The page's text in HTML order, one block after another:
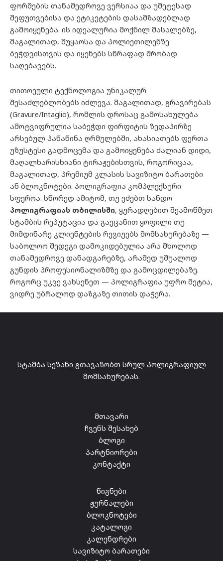
ფორმების თანამედროვე ვერსიაა და უმეტესად
შეფუთვებისა და ეტიკეტების დასამზადებლად
გამოიყენება. ის იდეალურია მოქნილ მასალებზე,
მაგალითად, მუყაოსა და პოლიეთილენზე
ბეჭდვისთვის და იყენებს სწრაფად შრობად
საღებავებს.
თითოეული ტექნოლოგია უნიკალურ
შესაძლებლობებს იძლევა. მაგალითად, გრავირებას
(Gravure/Intaglio), რომლის დროსაც გამოსახულება
ამოტვიფრულია საბეჭდი ფირფიტის ზედაპირზე
არსებულ პაწაწინა ღრმულებში, ახასიათებს ფერთა
უზუსტესი გადმოცემა და გამოიყენება ძალიან დიდი,
მაღალხარისხიანი ტირაჟებისთვის, როგორიცაა,
მაგალითად, პრემიუმ კლასის სავიზიტო ბარათები
ან ბლოკნოტები. პოლიგრაფია კომპლექსური
სფეროა. სწორედ ამიტომ, თუ ეძებთ სანდო
პოლიგრაფიას თბილისში, ყურადღებით შეამოწმეთ
სტამბის რეპუტაცია და გაეცანით ყოფილი თუ
მიმდინარე კლიენტების რევიუებს მომსახურებაზე —
საბოლოო შედეგი დამოკიდებულია არა მხოლოდ
თანამედროვე დანადგარებზე, არამედ უშუალოდ
გუნდის პროფესიონალიზმზე და გამოცდილებაზე.
როგორც უკვე ვახსენეთ — პოლიგრაფია უფრო მეტია,
ვიდრე უბრალოდ დაზგაზე თითის დაჭერა.
სტამბა სეზანი გთავაზობთ სრულ პოლიგრაფიულ
მომსახურებას.
მთავარი
ჩვენს შესახებ
ბლოგი
პარტნიორები
კონტაქტი
წიგნები
ჟურნალები
ბლოკნოტები
კატალოგი
კალენდრები
სავიზიტო ბარათები